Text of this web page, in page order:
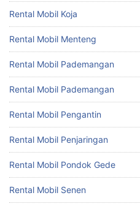
Rental Mobil Koja
Rental Mobil Menteng
Rental Mobil Pademangan
Rental Mobil Pademangan
Rental Mobil Pengantin
Rental Mobil Penjaringan
Rental Mobil Pondok Gede
Rental Mobil Senen